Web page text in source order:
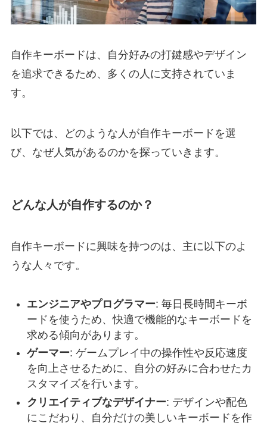
自作キーボードは、自分好みの打鍵感やデザイン
を追求できるため、多くの人に支持されていま
す。
以下では、どのような人が自作キーボードを選
び、なぜ人気があるのかを探っていきます。
どんな人が自作するのか？
自作キーボードに興味を持つのは、主に以下のよ
うな人々です。
エンジニアやプログラマー: 毎日長時間キーボ
ードを使うため、快適で機能的なキーボードを
求める傾向があります。
ゲーマー: ゲームプレイ中の操作性や反応速度
を向上させるために、自分の好みに合わせたカ
スタマイズを行います。
クリエイティブなデザイナー: デザインや配色
にこだわり、自分だけの美しいキーボードを作